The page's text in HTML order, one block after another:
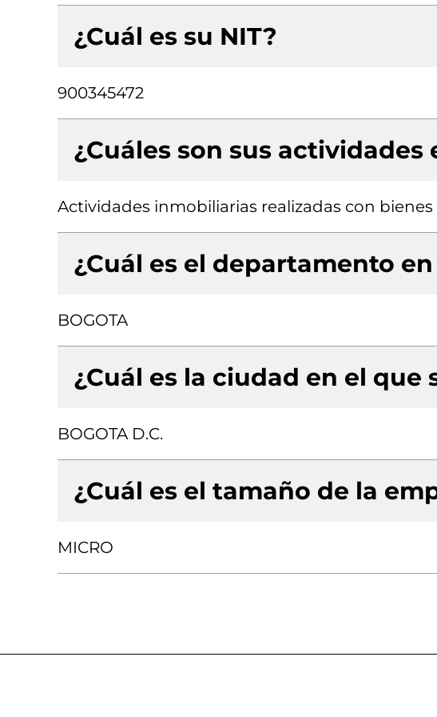
¿Cuál es su NIT?
900345472
¿Cuáles son sus actividades
Actividades inmobiliarias realizadas con
¿Cuál es el departamento
BOGOTA
¿Cuál es la ciudad en el que
BOGOTA D.C.
¿Cuál es el tamaño de la
MICRO